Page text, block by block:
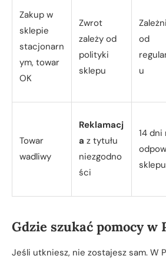
Zakup w
sklepie
stacjonarn
ym, towar
OK
Zwrot
zależy od
polityki
sklepu
od
u
Towar
wadliwy
Reklamacj
a z tytułu
niezgodno
ści
14 dni
sklepu
Gdzie szukać pomocy w
Jeśli utkniesz, nie zostajesz sam. W